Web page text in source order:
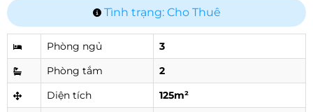
Tình trạng: Cho Thuê
Phòng ngủ
3
Phòng tắm
2
Diện tích
125m²